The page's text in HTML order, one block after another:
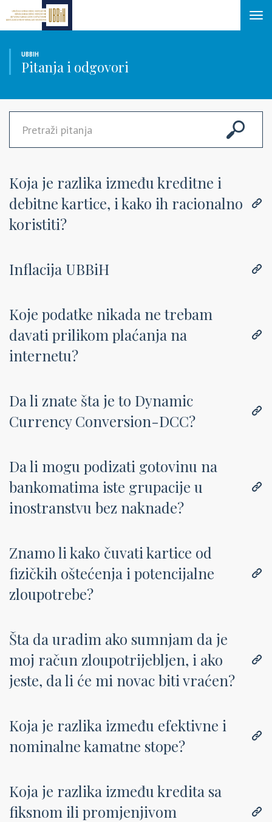
UBBIH
Pitanja i odgovori
Koja je razlika između kreditne i
debitne kartice, i kako ih racionalno
koristiti?
Inflacija UBBiH
Koje podatke nikada ne trebam
davati prilikom plaćanja na
internetu?
Da li znate šta je to Dynamic
Currency Conversion-DCC?
Da li mogu podizati gotovinu na
bankomatima iste grupacije u
inostranstvu bez naknade?
Znamo li kako čuvati kartice od
fizičkih oštećenja i potencijalne
zloupotrebe?
Šta da uradim ako sumnjam da je
moj račun zloupotrijebljen, i ako
jeste, da li će mi novac biti vraćen?
Koja je razlika između efektivne i
nominalne kamatne stope?
Koja je razlika između kredita sa
fiksnom ili promjenjivom